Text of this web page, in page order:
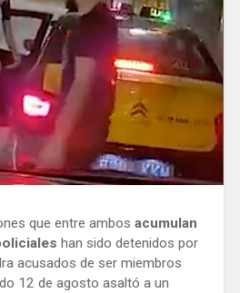
que entre ambos acumulan
han sido detenidos por
acusados de ser miembros
12 de agosto asaltó a un